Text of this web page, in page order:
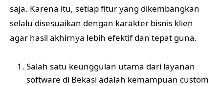
saja. Karena itu, setiap fitur yang dikembangkan
selalu disesuaikan dengan karakter bisnis klien
agar hasil akhirnya lebih efektif dan tepat guna.
Salah satu keunggulan utama dari layanan
software di Bekasi adalah kemampuan custom